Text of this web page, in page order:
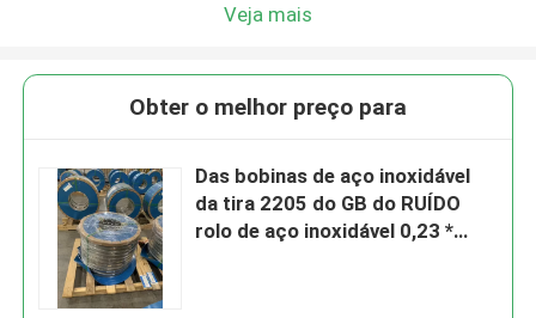
Veja mais
Obter o melhor preço para
Das bobinas de aço inoxidável
da tira 2205 do GB do RUÍDO
rolo de aço inoxidável 0,23 *